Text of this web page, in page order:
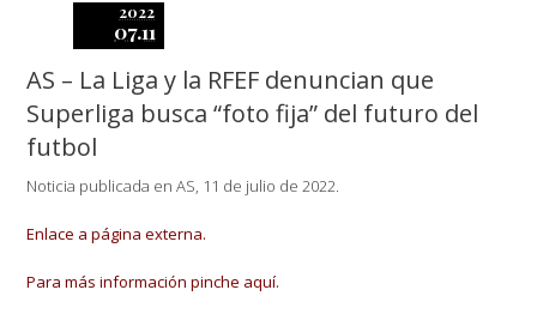
2022
07.11
AS – La Liga y la RFEF denuncian que
Superliga busca “foto fija” del futuro del
futbol
Noticia publicada en AS, 11 de julio de 2022.
Enlace a página externa.
Para más información pinche aquí.